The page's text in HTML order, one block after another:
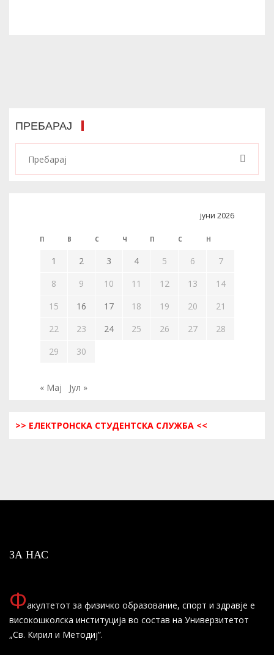
ПРЕБАРАЈ
јуни 2026
П В С Ч П С Н
1 2 3 4 5 6
7
8
9 10 11 12 13
14
15
16 17 18 19 20
21
22
23 24 25 26 27
28
29
30
« Мај Јул »
>> ЕЛЕКТРОНСКА СТУДЕНТСКА СЛУЖБА <<
ЗА НАС
Факултетот за физичко образование, спорт и здравје е
високошколска институција во состав на Универзитетот
„Св. Кирил и Методиј”.